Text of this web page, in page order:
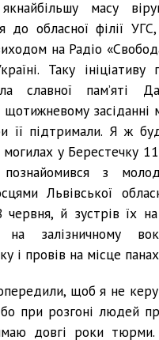
масу
до обласної філії
на Радіо
Таку ініціативу
славної пам’яті
засіданні
її підтримали. Я ж
могилах у Берестечку
познайомився з
Львівської
червня, й зустрів їх на
на залізничному
і провів на місце
щоб я не
при розгоні людей
довгі роки